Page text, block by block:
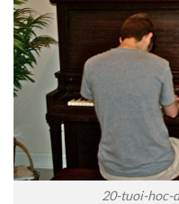
20-tuoi-hoc-